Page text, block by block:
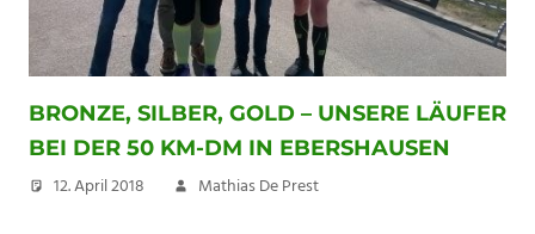
BRONZE, SILBER, GOLD – UNSERE LÄUFER
BEI DER 50 KM-DM IN EBERSHAUSEN
12. April 2018 Mathias De Prest